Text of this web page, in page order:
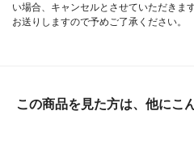
い場合、キャンセルとさせていただきま
お送りしますので予めご了承ください。
この商品を見た方は、他にこ